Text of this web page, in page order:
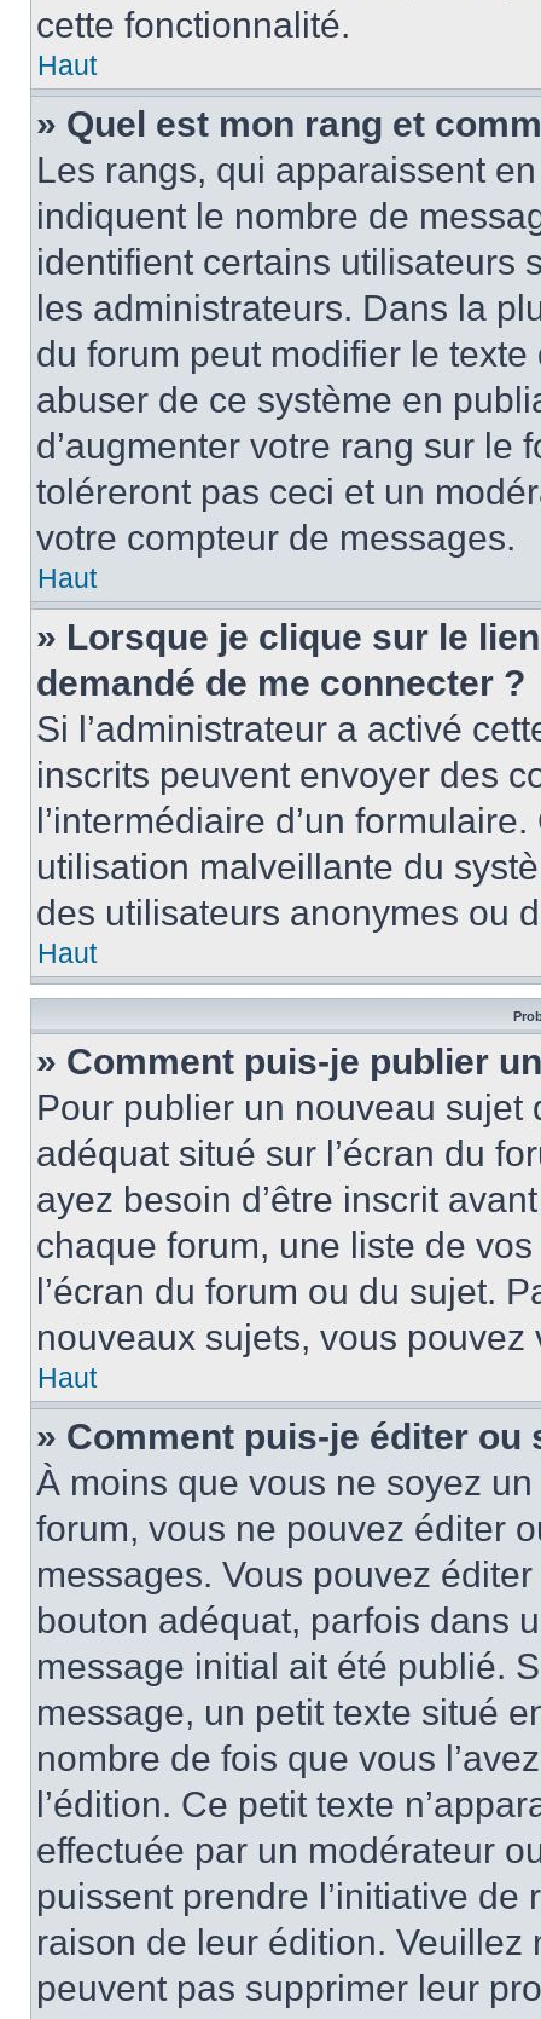
cette fonctionnalité.
Haut
» Quel est mon rang et
Les rangs, qui apparaissent
indiquent le nombre de
identifient certains utilisateurs
les administrateurs. Dans la
du forum peut modifier le
abuser de ce système en
d’augmenter votre rang sur le
toléreront pas ceci et un
votre compteur de messages.
Haut
» Lorsque je clique sur le
demandé de me connecter ?
Si l’administrateur a activé
inscrits peuvent envoyer des
l’intermédiaire d’un
utilisation malveillante du
des utilisateurs anonymes ou
Haut
» Comment puis-je publier
Pour publier un nouveau
adéquat situé sur l’écran du
ayez besoin d’être inscrit
chaque forum, une liste de
l’écran du forum ou du sujet.
nouveaux sujets, vous
Haut
» Comment puis-je éditer
À moins que vous ne soyez
forum, vous ne pouvez éditer
messages. Vous pouvez
bouton adéquat, parfois dans
message initial ait été publié.
message, un petit texte situé
nombre de fois que vous
l’édition. Ce petit texte
effectuée par un modérateur
puissent prendre l’initiative
raison de leur édition.
peuvent pas supprimer leur